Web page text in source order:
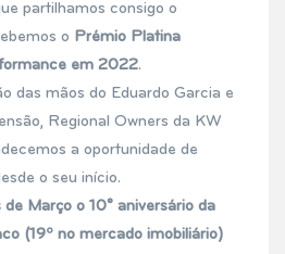
partilhamos consigo o
o Prémio Platina
em 2022.
das mãos do Eduardo Garcia e
Regional Owners da KW
a oportunidade de
o seu início.
Março o 10° aniversário da
(19º no mercado imobiliário)